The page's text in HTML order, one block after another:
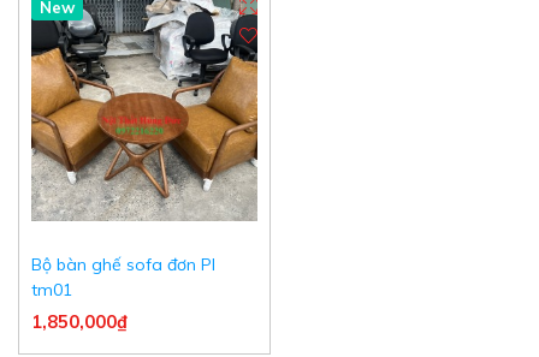
New
Bộ bàn ghế sofa đơn Pl
tm01
1,850,000₫